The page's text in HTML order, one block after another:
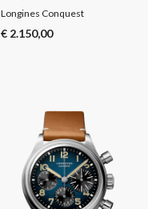
Longines Conquest
€ 2.150,00